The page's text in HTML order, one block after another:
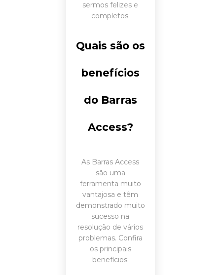
sermos felizes e
completos.
Quais são os
benefícios
do Barras
Access?
As Barras Access
são uma
ferramenta muito
vantajosa e têm
demonstrado muito
sucesso na
resolução de vários
problemas. Confira
os principais
benefícios: